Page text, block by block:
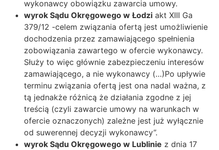
wykonawcy obowiązku zawarcia umowy.
wyrok Sądu Okręgowego w Łodziakt XIII Ga
379/12 -celem związania ofertą jest umożliwienie
dochodzenia przez zamawiającego spełnienia
zobowiązania zawartego w ofercie wykonawcy.
Służy to więc głównie zabezpieczeniu interesów
zamawiającego, a nie wykonawcy (…)Po upływie
terminu związania ofertą jest ona nadal ważna, z
tą jednakże różnicą że działania zgodne z jej
treścią (czyli zawarcie umowy na warunkach w
ofercie oznaczonych) zależne jest już wyłącznie
od suwerennej decyzji wykonawcy”.
wyrok Sądu Okręgowego w Lublinie z dnia 17